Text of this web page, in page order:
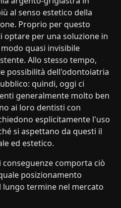
al senso estetico della
Proprio per questo
per una soluzione in
quasi invisibile
Allo stesso tempo,
possibilità dell'odontoiatria
quindi, oggi ci
generalmente molto ben
ai loro dentisti con
esplicitamente l'uso
si aspettano da questi il
ed estetico.
conseguenze comporta ciò
posizionamento
lungo termine nel mercato